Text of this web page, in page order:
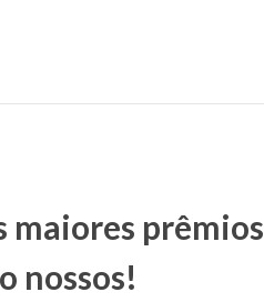
maiores prêmios
nossos!